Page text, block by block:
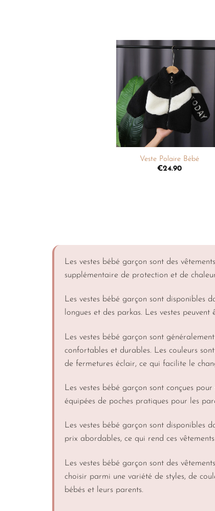
liste de
souhaits
+
Veste Polaire Bébé
€24.90
Les vestes bébé garçon sont des
supplémentaire de protection et de
Les vestes bébé garçon sont disponibles
longues et des parkas. Les vestes
Les vestes bébé garçon sont
confortables et durables. Les couleurs
de fermetures éclair, ce qui facilite le
Les vestes bébé garçon sont conçues
équipées de poches pratiques pour les
Les vestes bébé garçon sont disponibles
prix abordables, ce qui rend ces
Les vestes bébé garçon sont des
choisir parmi une variété de styles, de
bébés et leurs parents.